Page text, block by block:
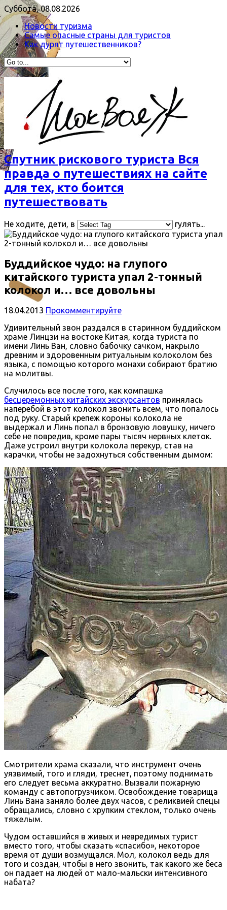
Суббота, 08.08.2026
Новости туризма
Самые опасные страны для туристов
Как дурят путешественников?
Спутник рискового туриста Вся
правда о путешествиях на сайте
для тех, кто боится
путешествовать
Не ходите, дети, в гулять...
Буддийское чудо: на глупого
китайского туриста упал 2-тонный
колокол и… все довольны
18.04.2013 Прокомментируйте
Удивительный звон раздался в старинном буддийском
храме Линцзи на востоке Китая, когда туриста по
имени Линь Ван, словно бабочку сачком, накрыло
древним и здоровенным ритуальным колоколом без
языка, с помощью которого монахи собирают братию
на молитвы.
Случилось все после того, как компашка
бесцеремонных китайских экскурсантов принялась
наперебой в этот колокол звонить всем, что попалось
под руку. Старый крепеж короны колокола не
выдержал и Линь попал в бронзовую ловушку, ничего
себе не повредив, кроме пары тысяч нервных клеток.
Даже устроил внутри колокола перекур, став на
карачки, чтобы не задохнуться собственным дымом:
Смотрители храма сказали, что инструмент очень
уязвимый, того и гляди, треснет, поэтому поднимать
его следует весьма аккуратно. Вызвали пожарную
команду с автопогрузчиком. Освобождение товарища
Линь Вана заняло более двух часов, с реликвией спецы
обращались, словно с хрупким стеклом, только очень
тяжелым.
Чудом оставшийся в живых и невредимых турист
вместо того, чтобы сказать «спасибо», некоторое
время от души возмущался. Мол, колокол ведь для
того и создан, чтобы в него звонить, так какого же беса
он падает на людей от мало-мальски интенсивного
набата?